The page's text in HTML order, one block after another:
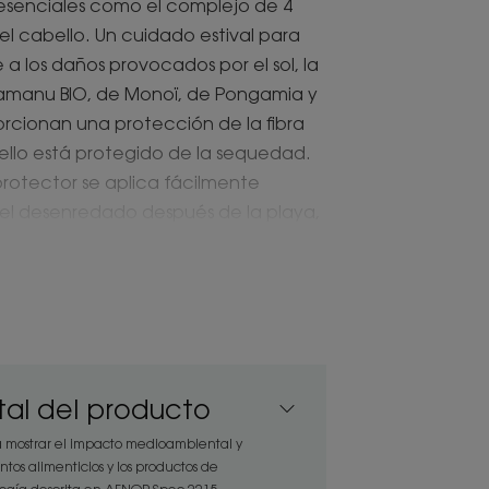
como el complejo de 4
cabello. Un cuidado estival para
los daños provocados por el sol, la
BIO, de Monoï, de Pongamia y
una protección de la fibra
está protegido de la sequedad.
se aplica fácilmente
práctico spray de diseño
sobre la marcha!
del producto
el impacto medioambiental y
alimenticios y los productos de